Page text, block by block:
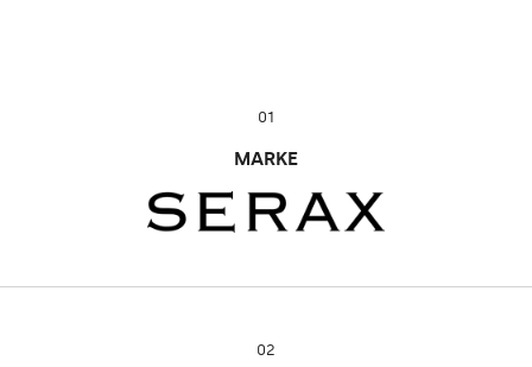
01
MARKE
02